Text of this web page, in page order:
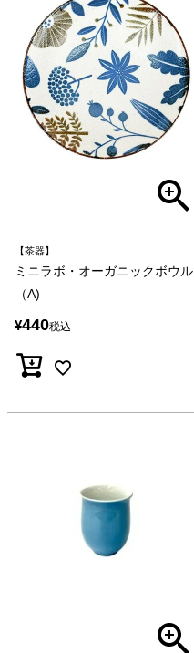
【茶器】
ミニラボ・オーガニックボウル
（A)
¥440税込